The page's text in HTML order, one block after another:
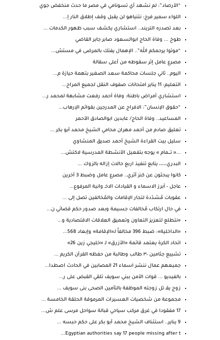
“الأرصاد”: لم نشهد أي تسونامي في مصر ما حدث منخفض جوي
اللواء سمير فرج: نتنياهو لن يقبل وقف إطلاق النار إ...
بعد تصدره التريند.. استشاري يكشف سبب ظهور الكدمات ...
طوخ ... وفاة الحاج ابوالسعود صابر جابر القاضي
“موتوا يرحمكم الله”.. الإهمال يفتك بالمرضى في مستش...
مصرع عامل إثر سقوطه من أعلى سقالة
اليوم.. ثاني جلسات محاكمة سعد الصغير بتهمة حيازة م...
التعليم: 11 يناير امتحانات صفوف النقل لجميع المراح...
استشاري أمراض باطنة: وفاة أحمد رفعت مشابهة لمحمد ر...
“حقوق الإنسان”: الافراج عن المدرجين بقوائم الإرهاب...
المساعيد.. وفاة الحاج/ عابدين ابوالصادق الأحمر
تعليق صادم من أحمد مهران محامي الشيخ محمد أبو بكر ...
سليل بيت القراءة الشيخ أحمد صديق المنشاوي
...« تــــمام » يوجه بتفعيل الأنشطة المدرسية لاكتش...
البدري،،،،، يتابع تنفيذ اربع حالات إزاله بالزوك ...
كانوا يبحثون عن كنز أثري.. مصرع عامل وضبط 3 آخرين
عاجل - أبرز الاسماء و القيادات الاخـ وانية المرفوع...
عقوبات مُشدّدة لتجار الإقامات والمُخالفين تصل إلى ...
في حال ارتكاب مُخالفات جسيمة وبعد صدور حكم قضائي ن...
«نتطلع لتعزيز التعاون وتعميق العلاقات الاقتصادية و...
«الداخلية»: ضبط 396 مخالفاً لـ«الإقامة» وإبعاد 568...
اتحاد الكرة يعتمد قائمة «الأزرق» لـ «خليجي زين 26»
تشييع جثامين ٣٠ طالب وطالبة من حفظه القرآن الكريم ...
جميعهم عمال ننشر اسماء 21 المصابين في الحادث اصطدا...
بالفيديو ... قوات الأمن ببني سويف تلقي القبض على ر...
زوج يقـ تل زوجته الموظفة بالتأمين الصحى بنى سويف ...
مجموعة من شخصيات العسيرات المرموقة الحلقة الخامسة ...
17 مفقودا في غرق مركب سياحي قبالة سواحل مرسى علم ش...
9 يناير.. استئناف الشيخ محمد أبو بكر على حكم حبسه ...
Egyptian authorities say 17 people missing after t...